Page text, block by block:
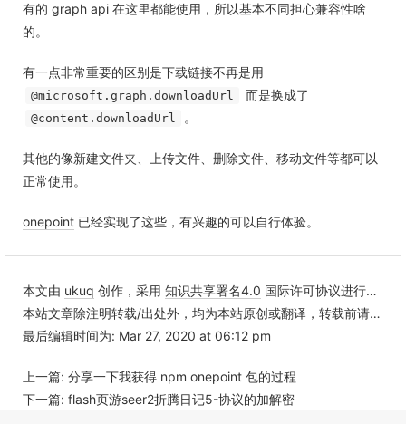
有的 graph api 在这里都能使用，所以基本不同担心兼容性啥
的。
有一点非常重要的区别是下载链接不再是用
@microsoft.graph.downloadUrl 而是换成了
@content.downloadUrl 。
其他的像新建文件夹、上传文件、删除文件、移动文件等都可以
正常使用。
onepoint 已经实现了这些，有兴趣的可以自行体验。
本文由 ukuq 创作，采用 知识共享署名4.0 国际许可协议进行许可
本站文章除注明转载/出处外，均为本站原创或翻译，转载前请务必署名
最后编辑时间为: Mar 27, 2020 at 06:12 pm
上一篇: 分享一下我获得 npm onepoint 包的过程
下一篇: flash页游seer2折腾日记5-协议的加解密